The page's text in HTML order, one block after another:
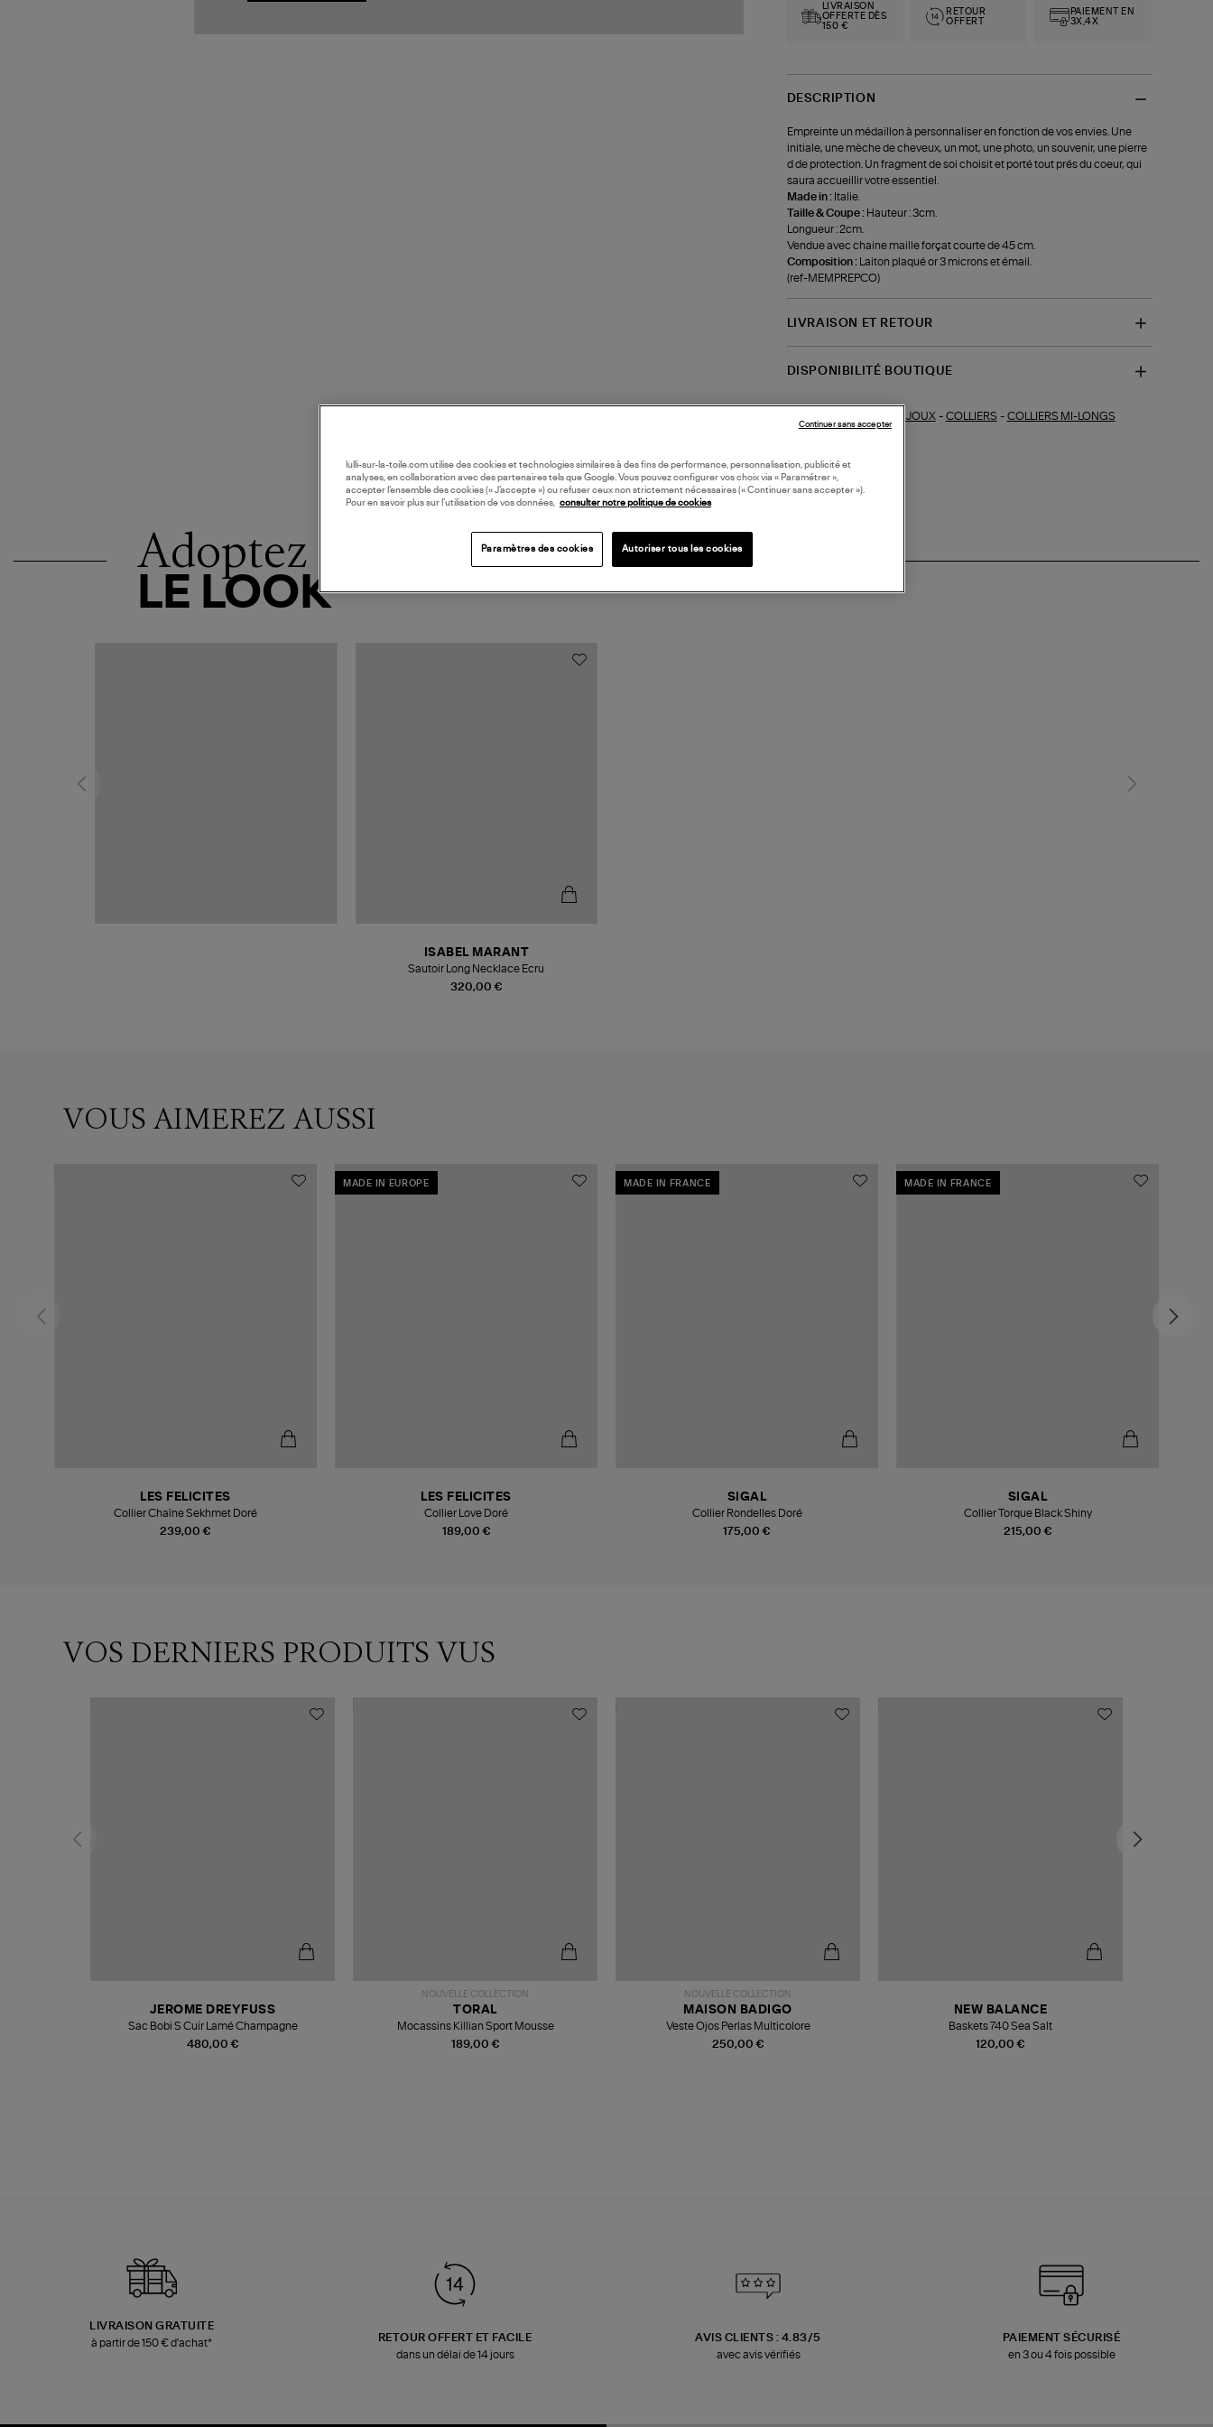
LIVRAISON
OFFERTE DÈS
150 €
RETOUR
OFFERT
PAIEMENT EN
3X,4X
DESCRIPTION
Empreinte un médaillon à personnaliser en fonction de vos envies. Une
initiale, une mèche de cheveux, un mot, une photo, un souvenir, une pierre
d de protection. Un fragment de soi choisit et porté tout prés du coeur, qui
saura accueillir votre essentiel.
Made in : Italie.
Taille & Coupe : Hauteur : 3cm.
Longueur : 2cm.
Vendue avec chaine maille forçat courte de 45 cm.
Composition :
Laiton plaqué or 3 microns et émail.
(ref-MEMPREPCO)
LIVRAISON ET RETOUR
DISPONIBILITÉ BOUTIQUE
BIJOUX- COLLIERS - COLLIERS MI-LONGS
Adoptez
LE LOOK
320,00 €
ISABEL MARANT
Sautoir Long Necklace Ecru
VOUS AIMEREZ AUSSI
239,00 €
LES FELICITES
Collier Chaîne Sekhmet Doré
MADE IN EUROPE
189,00 €
LES FELICITES
Collier Love Doré
MADE IN FRANCE
175,00 €
SIGAL
Collier Rondelles Doré
MADE IN FRANCE
215,00 €
SIGAL
Collier Torque Black Shiny
VOS DERNIERS PRODUITS VUS
480,00 €
JEROME DREYFUSS
Sac Bobi S Cuir Lamé Champagne
NOUVELLE COLLECTION
189,00 €
TORAL
Mocassins Killian Sport Mousse
NOUVELLE COLLECTION
250,00 €
MAISON BADIGO
Veste Ojos Perlas Multicolore
120,00 €
NEW BALANCE
Baskets 740 Sea Salt
LIVRAISON GRATUITE
à partir de 150 € d'achat*
RETOUR OFFERT ET FACILE
dans un délai de 14 jours
AVIS CLIENTS : 4.83/5
avec avis vérifiés
PAIEMENT SÉCURISÉ
en 3 ou 4 fois possible
lulli-sur-la-toile.com utilise des cookies et technologies similaires à des fins de performance, personnalisation, publicité et
analyses, en collaboration avec des partenaires tels que Google. Vous pouvez configurer vos choix via « Paramétrer »,
accepter l’ensemble des cookies (« J’accepte ») ou refuser ceux non strictement nécessaires (« Continuer sans accepter »).
Pour en savoir plus sur l’utilisation de vos données, consulter notre politique de cookies
Paramètres des cookies Autoriser tous les cookies
Continuer sans accepter